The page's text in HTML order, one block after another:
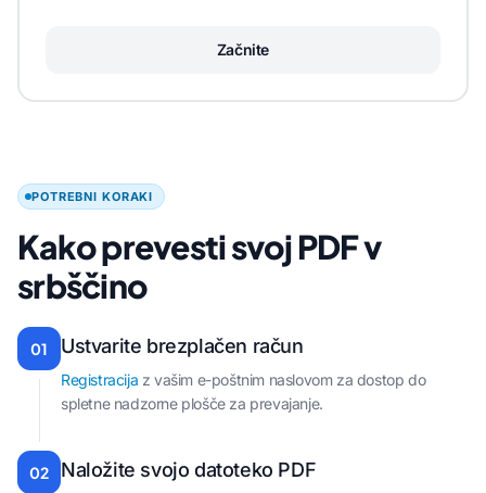
Začnite
POTREBNI KORAKI
Kako prevesti svoj PDF v
srbščino
01 Ustvarite brezplačen račun
Registracija z vašim e-poštnim naslovom za dostop do
spletne nadzorne plošče za prevajanje.
02 Naložite svojo datoteko PDF